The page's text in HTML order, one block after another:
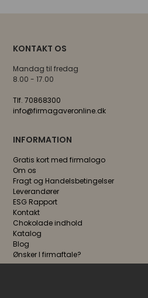
KONTAKT OS
Mandag til fredag
8.00 - 17.00
Tlf. 70868300
info@firmagaveronline.dk
INFORMATION
Gratis kort med firmalogo
Om os
Fragt og Handelsbetingelser
Leverandører
ESG Rapport
Kontakt
Chokolade indhold
Katalog
Blog
Ønsker I firmaftale?